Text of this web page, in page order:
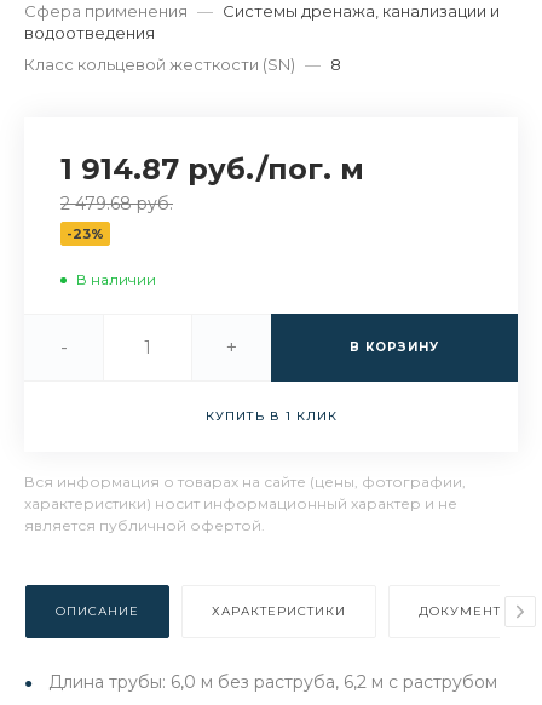
Сфера применения — Системы дренажа, канализации и
водоотведения
Класс кольцевой жесткости (SN) — 8
1 914.87 руб./пог. м
2 479.68 руб.
-23%
В наличии
- + В КОРЗИНУ
КУПИТЬ В 1 КЛИК
Вся информация о товарах на сайте (цены, фотографии,
характеристики) носит информационный характер и не
является публичной офертой.
ОПИСАНИЕ ХАРАКТЕРИСТИКИ ДОКУМЕНТЫ
Длина трубы: 6,0 м без раструба, 6,2 м с раструбом